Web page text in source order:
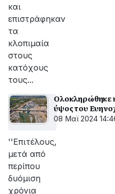
και
επιστράφηκαν
τα
κλοπιμαία
στους
κατόχους
τους...
Ολοκληρώθηκε
ύψος του
08 Μαϊ 2024
''Επιτέλους,
μετά από
περίπου
δυόμιση
χρόνια